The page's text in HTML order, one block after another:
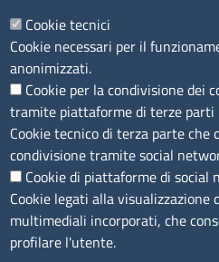
SEGUICI SU
MENÙ PRIVACY
Note legali Privacy e cookie policy
Cookie tecnici
Cookie necessari per il
anonimizzati.
Cookie per la condivisione dei
tramite piattaforme di terze parti
Cookie tecnico di terza parte che
condivisione tramite social
Cookie di piattaforme di social
Cookie legati alla visualizzazione
multimediali incorporati, che
profilare l'utente.